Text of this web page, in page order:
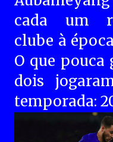
cada um
clube à
O que pouca
dois
temporada: